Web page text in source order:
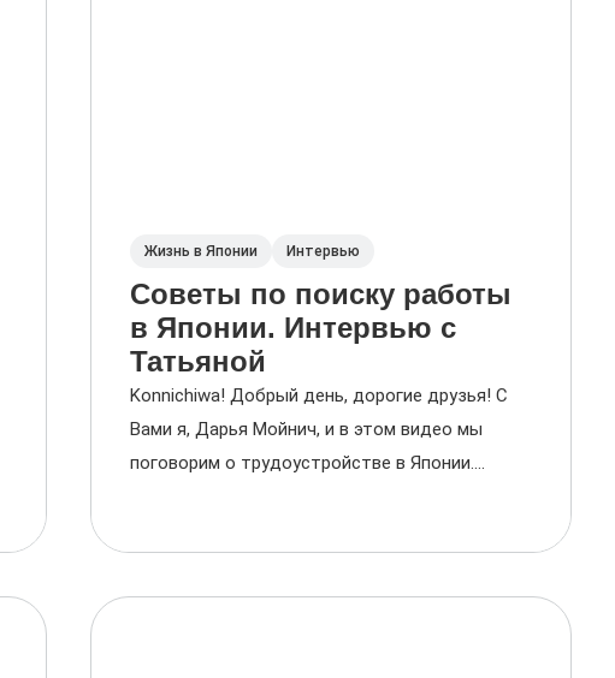
Жизнь в Японии Интервью
Советы по поиску работы
в Японии. Интервью с
Татьяной
Konnichiwa! Добрый день, дорогие друзья! С
Вами я, Дарья Мойнич, и в этом видео мы
поговорим о трудоустройстве в Японии....